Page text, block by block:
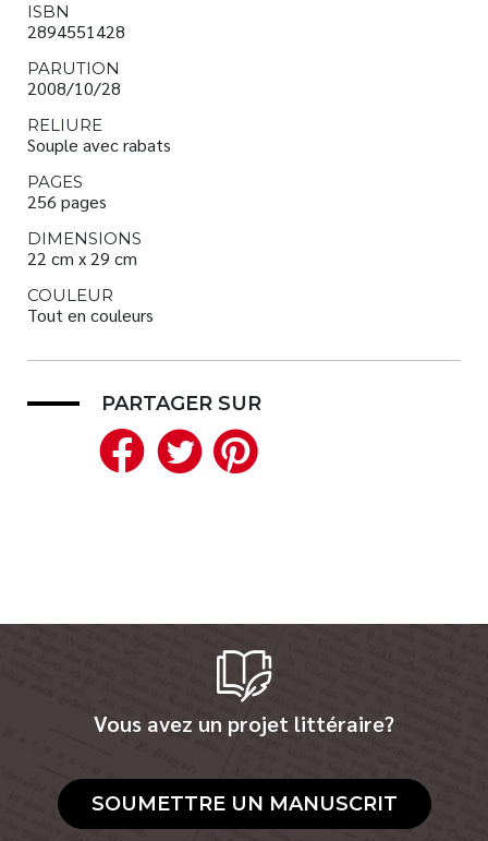
ISBN
2894551428
PARUTION
2008/10/28
RELIURE
Souple avec rabats
PAGES
256 pages
DIMENSIONS
22 cm x 29 cm
COULEUR
Tout en couleurs
PARTAGER SUR
Facebook
Twitter
Vous avez un projet littéraire?
SOUMETTRE UN MANUSCRIT